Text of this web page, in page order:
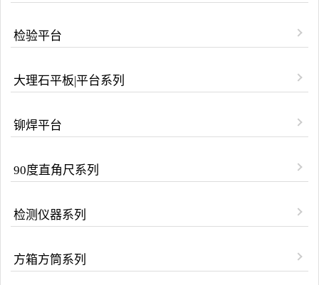
检验平台
大理石平板|平台系列
铆焊平台
90度直角尺系列
检测仪器系列
方箱方筒系列